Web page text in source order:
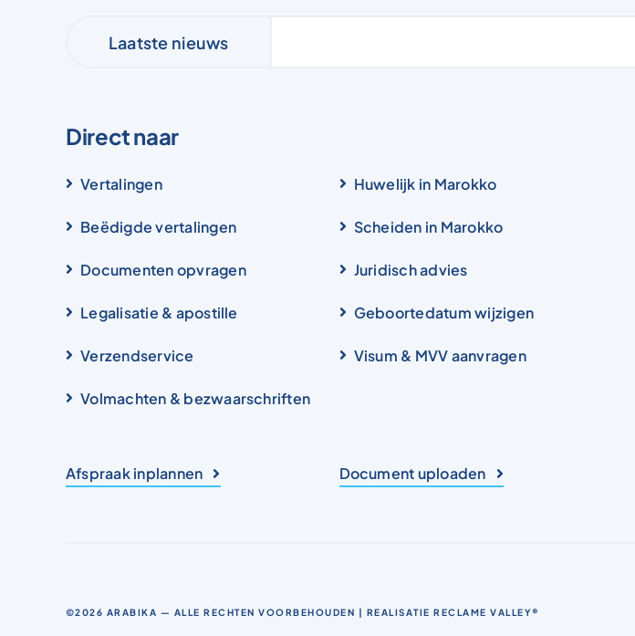
Laatste nieuws
Direct naar
Vertalingen
Beëdigde vertalingen
Documenten opvragen
Legalisatie & apostille
Verzendservice
Volmachten & bezwaarschriften
Huwelijk in Marokko
Scheiden in Marokko
Juridisch advies
Geboortedatum wijzigen
Visum & MVV aanvragen
Afspraak inplannen Document uploaden
©2026 ARABIKA — ALLE RECHTEN VOORBEHOUDEN | REALISATIERECLAME VALLEY®